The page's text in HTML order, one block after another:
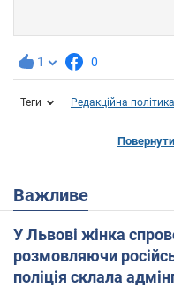
1 0
Теги Редакційна політика
Важливе
У Львові жінка
розмовляючи
поліція склала